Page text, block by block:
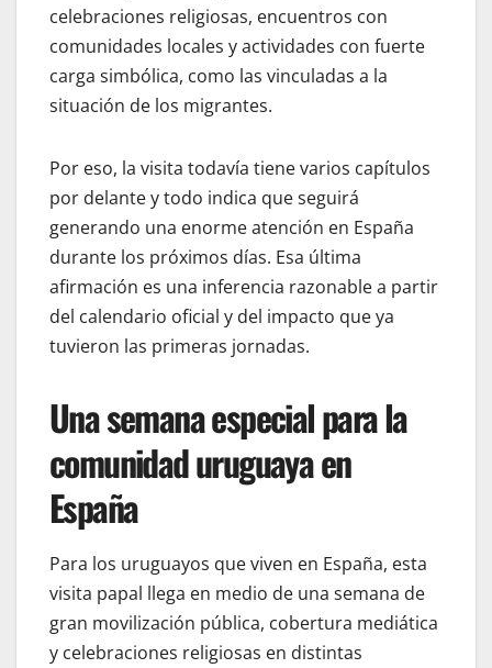
celebraciones religiosas, encuentros con
comunidades locales y actividades con fuerte
carga simbólica, como las vinculadas a la
situación de los migrantes.
Por eso, la visita todavía tiene varios capítulos
por delante y todo indica que seguirá
generando una enorme atención en España
durante los próximos días. Esa última
afirmación es una inferencia razonable a partir
del calendario oficial y del impacto que ya
tuvieron las primeras jornadas.
Una semana especial para la
comunidad uruguaya en
España
Para los uruguayos que viven en España, esta
visita papal llega en medio de una semana de
gran movilización pública, cobertura mediática
y celebraciones religiosas en distintas